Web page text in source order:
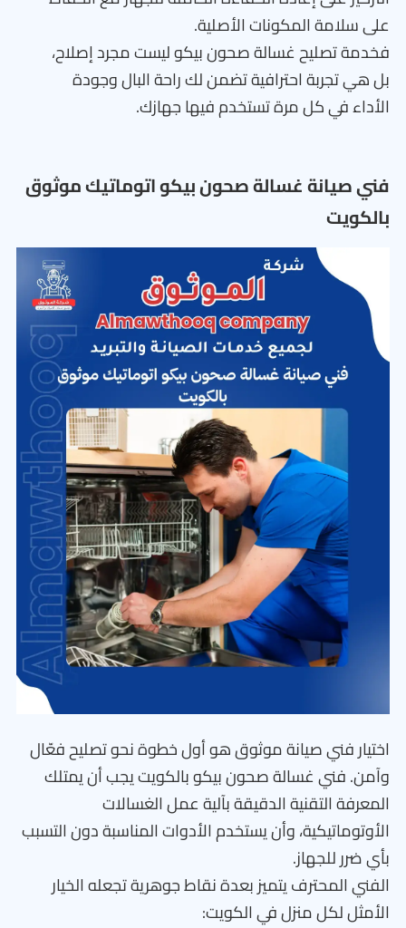
على سلامة المكونات الأصلية.
فخدمة تصليح غسالة صحون بيكو ليست مجرد إصلاح،
بل هي تجربة احترافية تضمن لك راحة البال وجودة
الأداء في كل مرة تستخدم فيها جهازك.
فني صيانة غسالة صحون بيكو اتوماتيك موثوق
بالكويت
اختيار فني صيانة موثوق هو أول خطوة نحو تصليح فعّال
وآمن. فني غسالة صحون بيكو بالكويت يجب أن يمتلك
المعرفة التقنية الدقيقة بآلية عمل الغسالات
الأوتوماتيكية، وأن يستخدم الأدوات المناسبة دون التسبب
بأي ضرر للجهاز.
الفني المحترف يتميز بعدة نقاط جوهرية تجعله الخيار
الأمثل لكل منزل في الكويت: